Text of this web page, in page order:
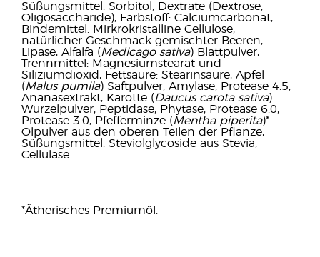
Süßungsmittel: Sorbitol, Dextrate (Dextrose,
Oligosaccharide), Farbstoff: Calciumcarbonat,
Bindemittel: Mirkrokristalline Cellulose,
natürlicher Geschmack gemischter Beeren,
Lipase, Alfalfa (Medicago sativa) Blattpulver,
Trennmittel: Magnesiumstearat und
Siliziumdioxid, Fettsäure: Stearinsäure, Apfel
(Malus pumila) Saftpulver, Amylase, Protease 4.5,
Ananasextrakt, Karotte (Daucus carota sativa)
Wurzelpulver, Peptidase, Phytase, Protease 6.0,
Protease 3.0, Pfefferminze (Mentha piperita)*
Ölpulver aus den oberen Teilen der Pflanze,
Süßungsmittel: Steviolglycoside aus Stevia,
Cellulase.
*Ätherisches Premiumöl.